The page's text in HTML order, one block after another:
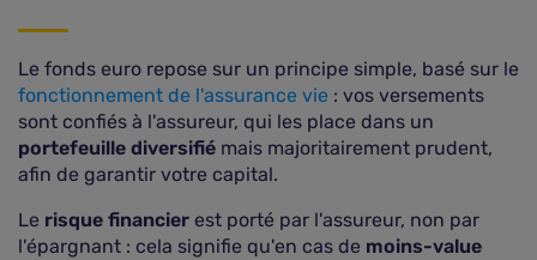
Le fonds euro repose sur un principe simple, basé sur le
fonctionnement de l'assurance vie : vos versements
sont confiés à l'assureur, qui les place dans un
portefeuille diversifié mais majoritairement prudent,
afin de garantir votre capital.
Le risque financier est porté par l'assureur, non par
l'épargnant : cela signifie qu'en cas de moins-value